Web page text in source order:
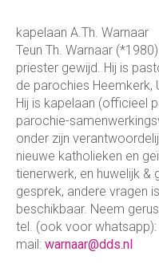
kapelaan A.Th. Warnaar
Teun Th. Warnaar
priester gewijd. Hij is
de parochies Heemkerk,
Hij is kapelaan (officieel
parochie-
onder zijn
nieuwe katholieken en
tienerwerk, en huwelijk &
gesprek, andere vragen
beschikbaar. Neem
tel. (ook voor
mail: warnaar@dds.nl